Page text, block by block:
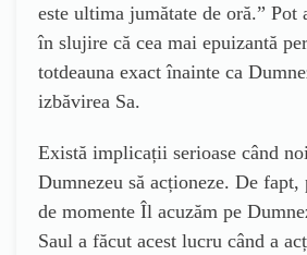
este ultima jumătate de oră.” Pot
în slujire că cea mai epuizantă
totdeauna exact înainte ca
izbăvirea Sa.
Există implicații serioase când
Dumnezeu să acționeze. De fapt,
de momente Îl acuzăm pe
Saul a făcut acest lucru când a